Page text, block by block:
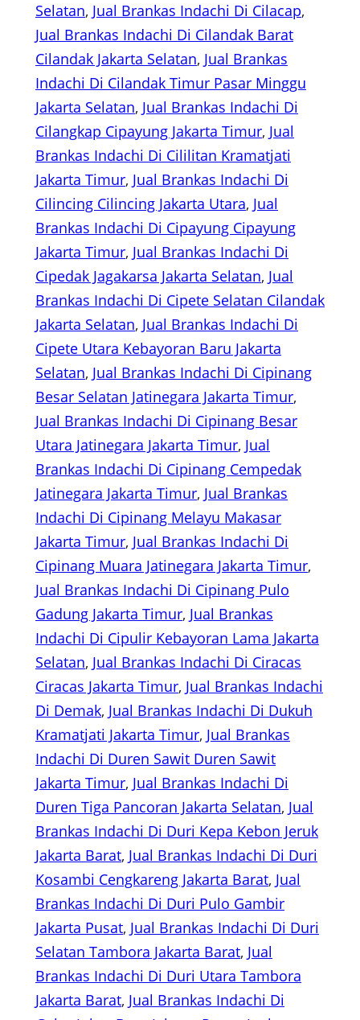
Selatan, Jual Brankas Indachi Di Cilacap
Jual Brankas Indachi Di Cilandak Barat
Cilandak Jakarta Selatan, Jual Brankas
Indachi Di Cilandak Timur Pasar Minggu
Jakarta Selatan, Jual Brankas Indachi Di
Cilangkap Cipayung Jakarta Timur, Jual
Brankas Indachi Di Cililitan Kramatjati
Jakarta Timur, Jual Brankas Indachi Di
Cilincing Cilincing Jakarta Utara, Jual
Brankas Indachi Di Cipayung Cipayung
Jakarta Timur, Jual Brankas Indachi Di
Cipedak Jagakarsa Jakarta Selatan, Jual
Brankas Indachi Di Cipete Selatan Cilandak
Jakarta Selatan, Jual Brankas Indachi Di
Cipete Utara Kebayoran Baru Jakarta
Selatan, Jual Brankas Indachi Di Cipinang
Besar Selatan Jatinegara Jakarta Timur
Jual Brankas Indachi Di Cipinang Besar
Utara Jatinegara Jakarta Timur, Jual
Brankas Indachi Di Cipinang Cempedak
Jatinegara Jakarta Timur, Jual Brankas
Indachi Di Cipinang Melayu Makasar
Jakarta Timur, Jual Brankas Indachi Di
Cipinang Muara Jatinegara Jakarta Timur
Jual Brankas Indachi Di Cipinang Pulo
Gadung Jakarta Timur, Jual Brankas
Indachi Di Cipulir Kebayoran Lama Jakarta
Selatan, Jual Brankas Indachi Di Ciracas
Ciracas Jakarta Timur, Jual Brankas Indachi
Di Demak, Jual Brankas Indachi Di Dukuh
Kramatjati Jakarta Timur, Jual Brankas
Indachi Di Duren Sawit Duren Sawit
Jakarta Timur, Jual Brankas Indachi Di
Duren Tiga Pancoran Jakarta Selatan, Jual
Brankas Indachi Di Duri Kepa Kebon Jeruk
Jakarta Barat, Jual Brankas Indachi Di Duri
Kosambi Cengkareng Jakarta Barat, Jual
Brankas Indachi Di Duri Pulo Gambir
Jakarta Pusat, Jual Brankas Indachi Di Duri
Selatan Tambora Jakarta Barat, Jual
Brankas Indachi Di Duri Utara Tambora
Jakarta Barat, Jual Brankas Indachi Di